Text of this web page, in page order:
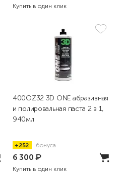
Купить в один клик
400OZ32 3D ONE абразивная
и полировальная паста 2 в 1,
940мл
+252 бонуса
6 300₽
Купить в один клик